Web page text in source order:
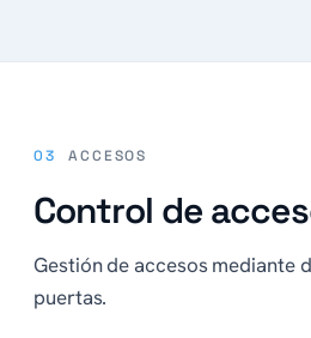
03 ACCESOS
Control de
Gestión de accesos mediante
puertas.